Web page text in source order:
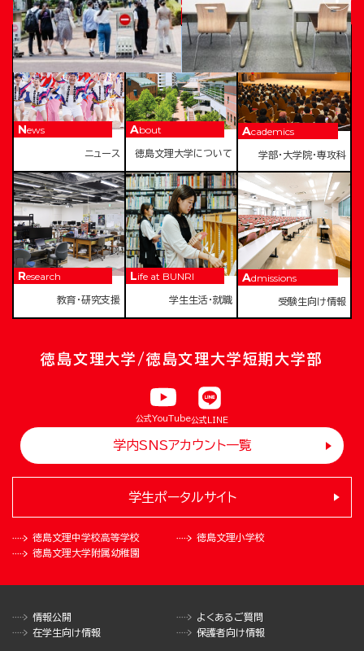
TOKUSHIMA BUNRI UNIVERSITY
News
ニュース
About
徳島文理大学について
Academics
学部・大学院・専攻科
Research
教育・研究支援
Life at BUNRI
学生生活・就職
Admissions
受験生向け情報
徳島文理大学/徳島文理大学短期大学部
公式YouTube公式LINE
学内SNSアカウント一覧
徳島文理中学校高等学校
徳島文理小学校
徳島文理大学附属幼稚園
学生ポータルサイト
情報公開
よくあるご質問
在学生向け情報
保護者向け情報